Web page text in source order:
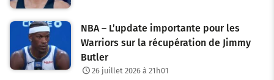
NBA – L’update importante pour les
Warriors sur la récupération de Jimmy
Butler
26 juillet 2026 à 21h01